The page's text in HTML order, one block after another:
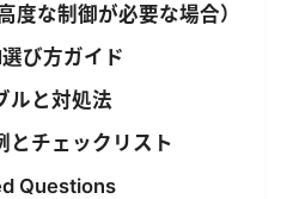
度な制御が必要な場合）
び方ガイド
ルと対処法
とチェックリスト
Questions